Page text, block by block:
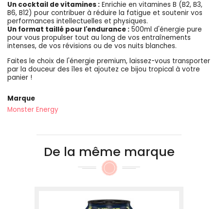
Un cocktail de vitamines : Enrichie en vitamines B (B2, B3,
B6, B12) pour contribuer à réduire la fatigue et soutenir vos
performances intellectuelles et physiques.
Un format taillé pour l'endurance : 500ml d'énergie pure
pour vous propulser tout au long de vos entraînements
intenses, de vos révisions ou de vos nuits blanches.
Faites le choix de l'énergie premium, laissez-vous transporter
par la douceur des îles et ajoutez ce bijou tropical à votre
panier !
Marque
Monster Energy
De la même marque